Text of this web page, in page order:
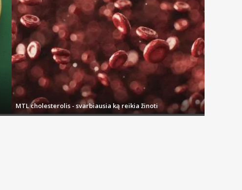
MTL cholesterolis - svarbiausia ką reikia žinoti